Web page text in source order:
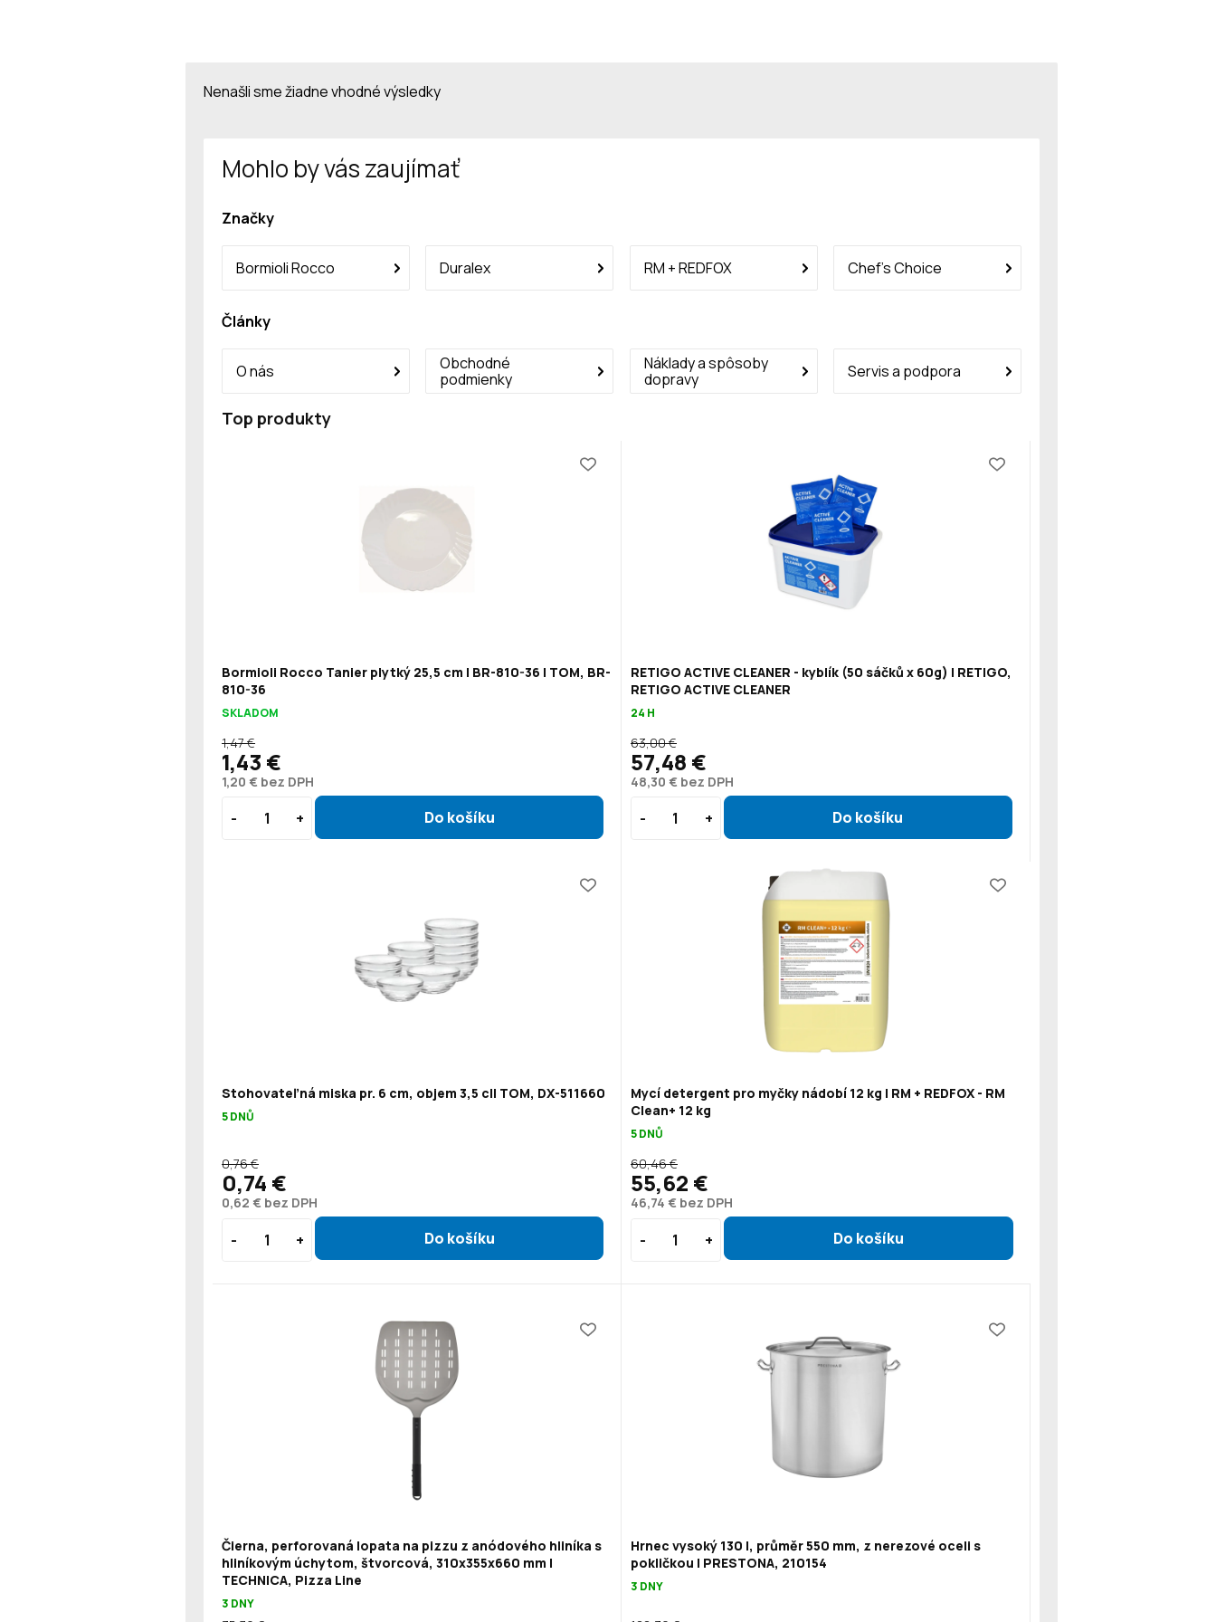
Nenašli sme žiadne vhodné výsledky
Mohlo by vás zaujímať
Značky
Bormioli Rocco Duralex RM + REDFOX Chef’s Choice
Články
O nás
Obchodné
podmienky
Náklady a spôsoby
dopravy
Servis a podpora
Top produkty
Bormioli Rocco Tanier plytký 25,5 cm | BR-810-36 | TOM, BR-
810-36
SKLADOM
1,20 € bez DPH
1,47 €
1,43 €
RETIGO ACTIVE CLEANER - kyblík (50 sáčků x 60g) | RETIGO,
RETIGO ACTIVE CLEANER
24 H
48,30 € bez DPH
63,00 €
57,48 €
Stohovateľná miska pr. 6 cm, objem 3,5 cl| TOM, DX-511660
5 DNŮ
0,62 € bez DPH
0,76 €
0,74 €
Mycí detergent pro myčky nádobí 12 kg | RM + REDFOX - RM
Clean+ 12 kg
5 DNŮ
46,74 € bez DPH
60,46 €
55,62 €
Čierna, perforovaná lopata na pizzu z anódového hliníka s
hliníkovým úchytom, štvorcová, 310x355x660 mm |
TECHNICA, Pizza Line
3 DNY
Hrnec vysoký 130 l, průměr 550 mm, z nerezové oceli s
pokličkou | PRESTONA, 210154
3 DNY